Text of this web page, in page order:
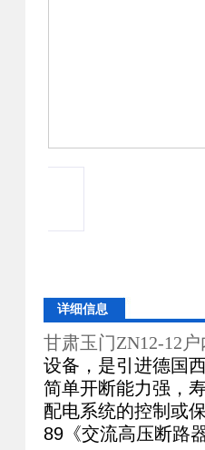
详细信息
甘肃玉门ZN12-12
设备，是引进德国
简单开断能力强，
配电系统的控制或
89《交流高压断路